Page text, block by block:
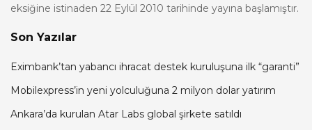
eksiğine istinaden 22 Eylül 2010 tarihinde yayına başlamıştır.
Son Yazılar
Eximbank’tan yabancı ihracat destek kuruluşuna ilk “garanti”
Mobilexpress’in yeni yolculuğuna 2 milyon dolar yatırım
Ankara’da kurulan Atar Labs global şirkete satıldı